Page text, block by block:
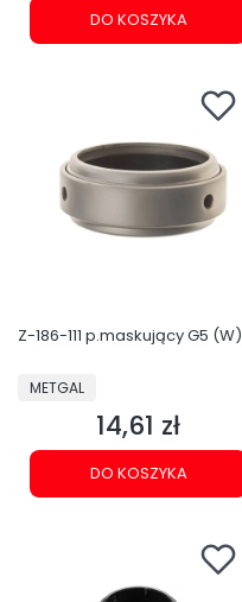
DO KOSZYKA
Z-186-111 p.maskujący G5 (W)
PRODUCENT
METGAL
Cena
14,61 zł
DO KOSZYKA